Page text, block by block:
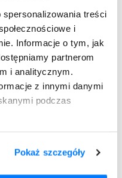
treści
i
Informacje o tym, jak
partnerom
i analitycznym.
z innymi danymi
podczas
Pokaż szczegóły
Dodaj do
recepty
do apteki w celu
medycznego nie
kosza ani do